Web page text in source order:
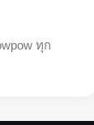
ทุก